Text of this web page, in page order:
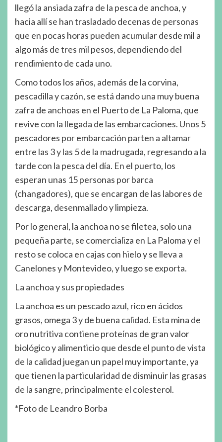
llegó la ansiada zafra de la pesca de anchoa, y
hacia allí se han trasladado decenas de personas
que en pocas horas pueden acumular desde mil a
algo más de tres mil pesos, dependiendo del
rendimiento de cada uno.
Como todos los años, además de la corvina,
pescadilla y cazón, se está dando una muy buena
zafra de anchoas en el Puerto de La Paloma, que
revive con la llegada de las embarcaciones. Unos 5
pescadores por embarcación parten a altamar
entre las 3 y las 5 de la madrugada, regresando a la
tarde con la pesca del día. En el puerto, los
esperan unas 15 personas por barca
(changadores), que se encargan de las labores de
descarga, desenmallado y limpieza.
Por lo general, la anchoa no se filetea, solo una
pequeña parte, se comercializa en La Paloma y el
resto se coloca en cajas con hielo y se lleva a
Canelones y Montevideo, y luego se exporta.
La anchoa y sus propiedades
La anchoa es un pescado azul, rico en ácidos
grasos, omega 3 y de buena calidad. Esta mina de
oro nutritiva contiene proteínas de gran valor
biológico y alimenticio que desde el punto de vista
de la calidad juegan un papel muy importante, ya
que tienen la particularidad de disminuir las grasas
de la sangre, principalmente el colesterol.
*Foto de Leandro Borba